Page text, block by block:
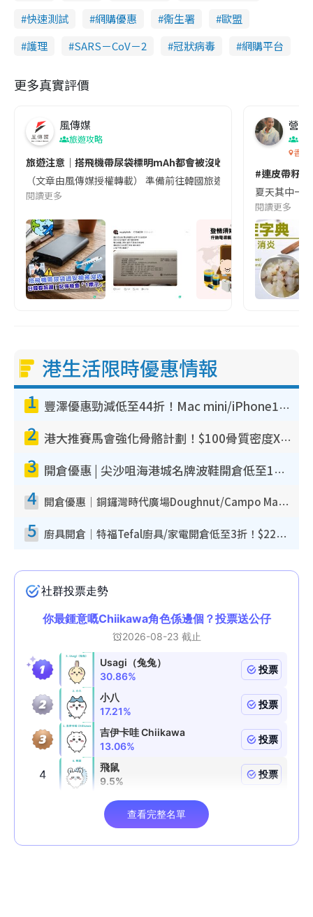
快速測試
網購優惠 衞生署
歐盟
護理
SARS－CoV－2 冠狀病毒 網購平台
更多真實評價
風傳媒
旅遊攻略
旅遊注意｜搭飛機帶尿袋標明mAh都會被沒收😱出發前切記檢查
（文章由風傳媒授權轉載） 準備前往韓國旅遊的民眾，近期要
閱讀更多
營養
香港
#連皮帶籽
夏天其中一
閱讀更多
港生活限時優惠情報
1 豐澤優惠勁減低至44折！Mac mini/iPhone17Pro大減價！廚房家電$220起
2 港大推賽馬會強化骨骼計劃！$100骨質密度X光檢查 完成免費運動訓練送超市禮券！附參加資格
3 開倉優惠 | 尖沙咀海港城名牌波鞋開倉低至1折！On鞋$899起／Joy&Peace鞋履$98起
4 開倉優惠｜銅鑼灣時代廣場Doughnut/Campo Marzio開倉低至1折！背囊、書包、手袋劈價$200起
5 廚具開倉｜特福Tefal廚具/家電開倉低至3折！$220起買平底鍋/炒鑊/湯煲！電飯煲/吸塵機/燙斗$418起